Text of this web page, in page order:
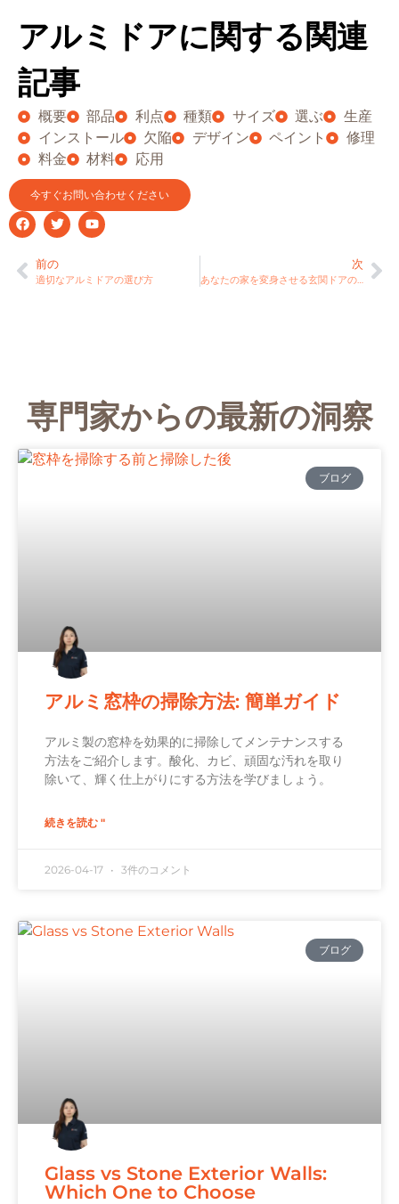
アルミドアに関する関連
記事
概要 部品 利点 種類 サイズ 選ぶ
生産
インストール
欠陥 デザイン ペイント
修理
料金
材料 応用
今すぐお問い合わせください
前の
適切なアルミドアの選び方
次
あなたの家を変身させる玄関ドアのアイデア
専門家からの最新の洞察
ブログ
アルミ窓枠の掃除方法: 簡単ガイド
アルミ製の窓枠を効果的に掃除してメンテナンスする
方法をご紹介します。酸化、カビ、頑固な汚れを取り
除いて、輝く仕上がりにする方法を学びましょう。
続きを読む "
2026-04-17 3件のコメント
ブログ
Glass vs Stone Exterior Walls:
Which One to Choose